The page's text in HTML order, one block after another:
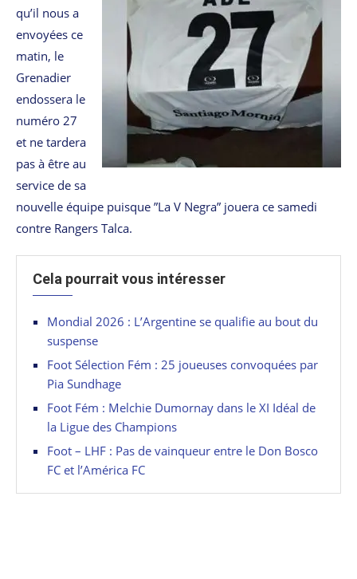
qu’il nous a
envoyées ce
matin, le
Grenadier
endossera le
numéro 27
et ne tardera
pas à être au
service de sa
nouvelle équipe puisque ”La V Negra” jouera ce samedi
contre Rangers Talca.
Cela pourrait vous intéresser
Mondial 2026 : L’Argentine se qualifie au bout du
suspense
Foot Sélection Fém : 25 joueuses convoquées par
Pia Sundhage
Foot Fém : Melchie Dumornay dans le XI Idéal de
la Ligue des Champions
Foot – LHF : Pas de vainqueur entre le Don Bosco
FC et l’América FC